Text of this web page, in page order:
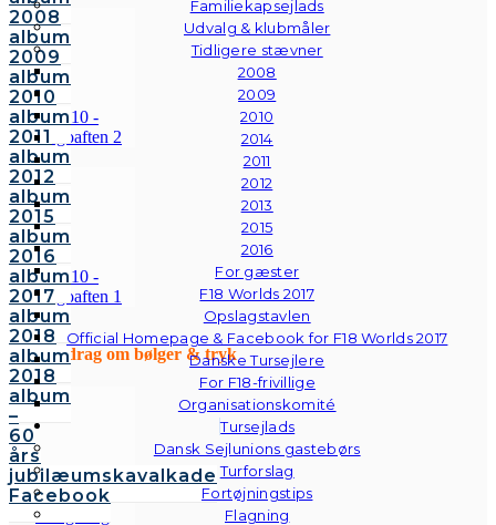
Familiekapsejlads
Udvalg & klubmåler
Tidligere stævner
2008
2009
2010
2014
2011
2012
2013
2015
2016
For gæster
F18 Worlds 2017
Opslagstavlen
Official Homepage & Facebook for F18 Worlds 2017
Danske Tursejlere
For F18-frivillige
Organisationskomité
Tursejlads
Dansk Sejlunions gastebørs
Turforslag
Fortøjningstips
Flagning
2008
album
2009
album
2010
album
2011
album
2012
album
2015
album
2016
album
2017
album
2018
album
2018
album
–
60
års
jubilæumskavalkade
Facebook
Foredrag om bølger & tryk